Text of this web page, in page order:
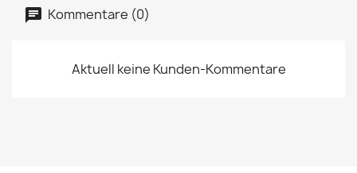
Kommentare (0)
Aktuell keine Kunden-Kommentare